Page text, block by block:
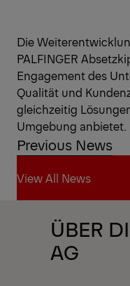
Die
PALFINGER
Engagement des
Qualität und
gleichzeitig
Umgebung anbietet.
Previous News
View All News
View All News
ÜBER
AG